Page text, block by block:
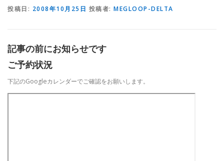
投稿日: 2008年10月25日 投稿者: MEGLOOP-DELTA
記事の前にお知らせです
ご予約状況
下記のGoogleカレンダーでご確認をお願いします。